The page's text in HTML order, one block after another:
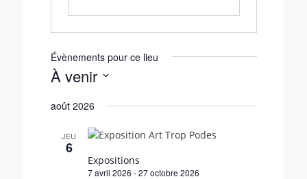
Évènements pour ce lieu
À venir
é
août 2026
JEU
6
7 avril 2026 -27 octobre 2026
Expositions